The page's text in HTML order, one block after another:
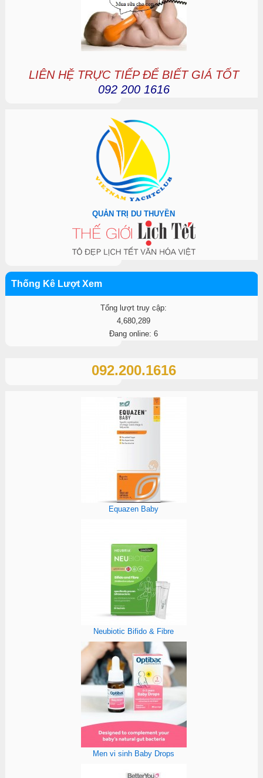
LIÊN HỆ TRỰC TIẾP ĐỂ BIẾT GIÁ TỐT
092 200 1616
QUẢN TRỊ DU THUYỀN
Thống Kê Lượt Xem
Tổng lượt truy cập:
4,680,289
Đang online: 6
092.200.1616
Equazen Baby
Neubiotic Bifido & Fibre
Men vi sinh Baby Drops